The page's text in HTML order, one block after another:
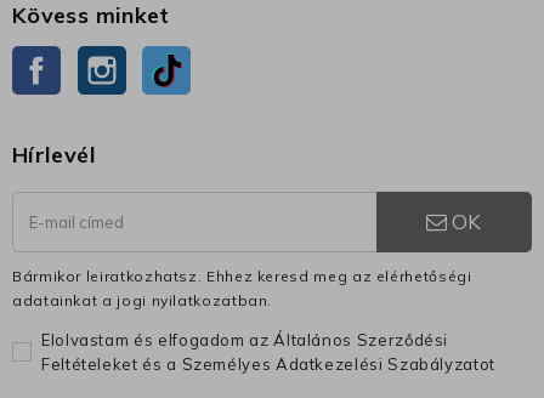
Kövess minket
Facebook Instagram
Hírlevél
OK
Bármikor leiratkozhatsz. Ehhez keresd meg az elérhetőségi
adatainkat a jogi nyilatkozatban.
Elolvastam és elfogadom az Általános Szerződési
Feltételeket és a Személyes Adatkezelési Szabályzatot